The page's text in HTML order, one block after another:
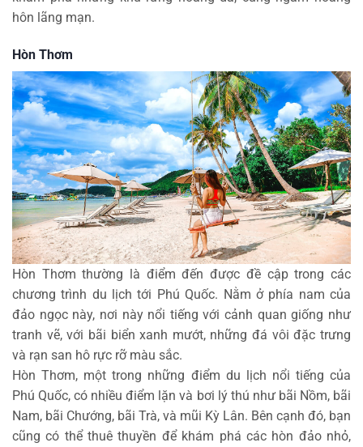
hôn lãng mạn.
Hòn Thơm
Hòn Thơm thường là điểm đến được đề cập trong các
chương trình du lịch tới Phú Quốc. Nằm ở phía nam của
đảo ngọc này, nơi này nổi tiếng với cảnh quan giống như
tranh vẽ, với bãi biển xanh mướt, những đá vôi đặc trưng
và rạn san hô rực rỡ màu sắc.
Hòn Thơm, một trong những điểm du lịch nổi tiếng của
Phú Quốc, có nhiều điểm lặn và bơi lý thú như bãi Nồm, bãi
Nam, bãi Chướng, bãi Trà, và mũi Kỳ Lân. Bên cạnh đó, bạn
cũng có thể thuê thuyền để khám phá các hòn đảo nhỏ,